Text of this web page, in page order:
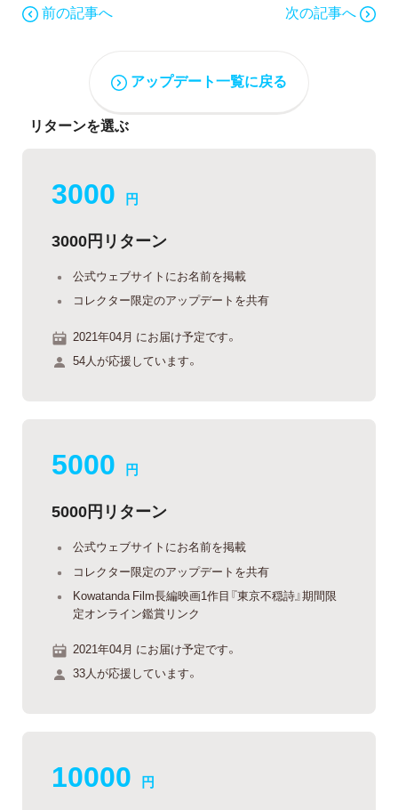
前の記事へ 次の記事へ
アップデート一覧に戻る
リターンを選ぶ
3000 円
3000円リターン
公式ウェブサイトにお名前を掲載
コレクター限定のアップデートを共有
2021年04月 にお届け予定です。
54人が応援しています。
5000 円
5000円リターン
公式ウェブサイトにお名前を掲載
コレクター限定のアップデートを共有
Kowatanda Film長編映画1作目『東京不穏詩』期間限
定オンライン鑑賞リンク
2021年04月 にお届け予定です。
33人が応援しています。
10000 円